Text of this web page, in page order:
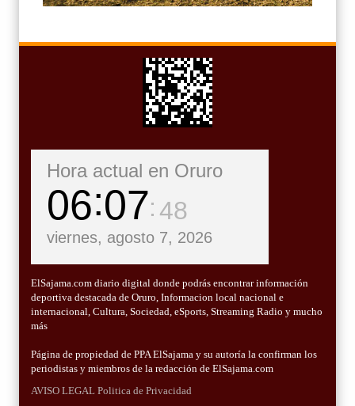
Hora actual en Oruro
06 07 49
viernes, agosto 7, 2026
ElSajama.com diario digital donde podrás encontrar información
deportiva destacada de Oruro, Informacion local nacional e
internacional, Cultura, Sociedad, eSports, Streaming Radio y mucho
más
Página de propiedad de PPA ElSajama y su autoría la confirman los
periodistas y miembros de la redacción de ElSajama.com
AVISO LEGAL Politica de Privacidad